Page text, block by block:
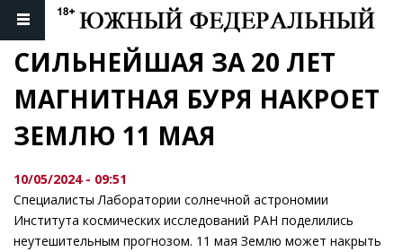
СИЛЬНЕЙШАЯ ЗА 20 ЛЕТ
МАГНИТНАЯ БУРЯ НАКРОЕТ
ЗЕМЛЮ 11 МАЯ
10/05/2024 - 09:51
Специалисты Лаборатории солнечной астрономии
Института космических исследований РАН поделились
неутешительным прогнозом. 11 мая Землю может накрыть